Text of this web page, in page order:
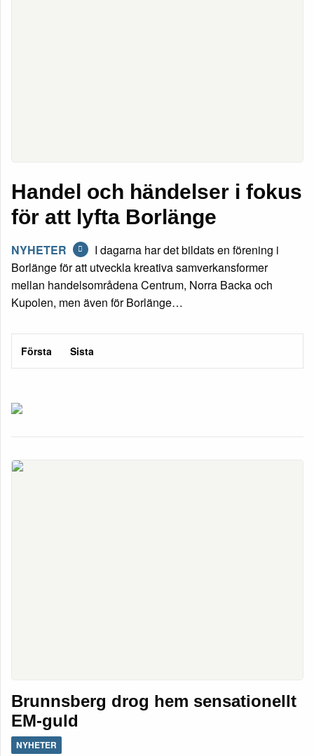
Handel och händelser i fokus
för att lyfta Borlänge
NYHETER
I dagarna har det bildats en förening i
Borlänge för att utveckla kreativa samverkansformer
mellan handelsområdena Centrum, Norra Backa och
Kupolen, men även för Borlänge…
Första Sista
Brunnsberg drog hem sensationellt
EM-guld
NYHETER